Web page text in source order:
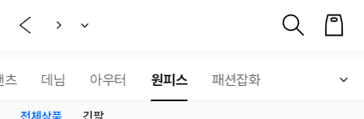
츠 데님 아우터 원피스 패션잡화